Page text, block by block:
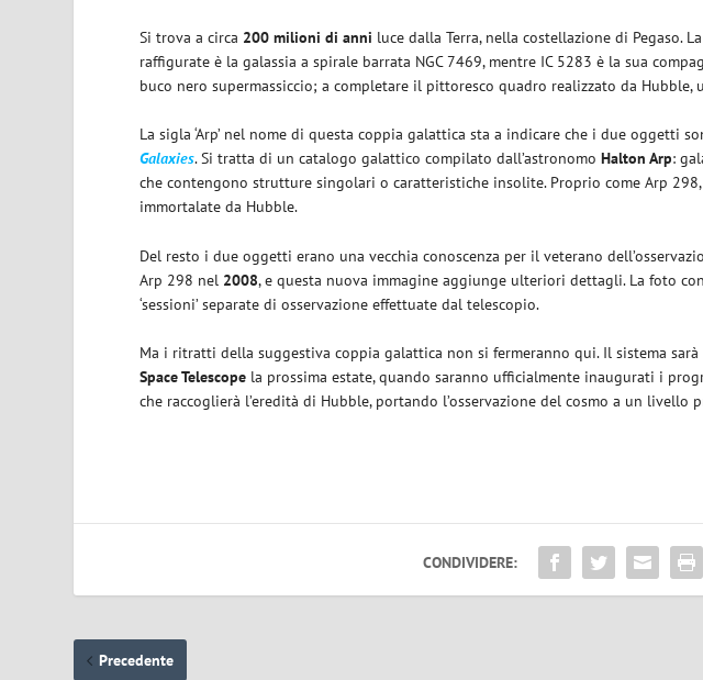
Si trova a circa 200 milioni di anni luce dalla Terra, nella costellazione di Pegaso.
raffigurate è la galassia a spirale barrata NGC 7469, mentre IC 5283 è la sua
buco nero supermassiccio; a completare il pittoresco quadro realizzato da
La sigla ‘Arp’ nel nome di questa coppia galattica sta a indicare che i due oggetti
Galaxies. Si tratta di un catalogo galattico compilato dall’astronomoHalton Arp:
che contengono strutture singolari o caratteristiche insolite. Proprio come Arp
immortalate da Hubble.
Del resto i due oggetti erano una vecchia conoscenza per il veterano
Arp 298 nel 2008, e questa nuova immagine aggiunge ulteriori dettagli. La foto
‘sessioni’ separate di osservazione effettuate dal telescopio.
Ma i ritratti della suggestiva coppia galattica non si fermeranno qui. Il sistema
Space Telescope la prossima estate, quando saranno ufficialmente inaugurati i
che raccoglierà l’eredità di Hubble, portando l’osservazione del cosmo a un livello
CONDIVIDERE:
Precedente